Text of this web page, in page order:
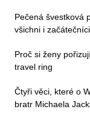
Pečená švestková
všichni i začátečníci
Proč si ženy
travel ring
Čtyři věci, které o
bratr Michaela